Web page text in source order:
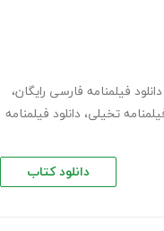
دانلود فیلمنامه فارسی رایگان،
تخیلی، دانلود فیلمنامه
دانلود کتاب